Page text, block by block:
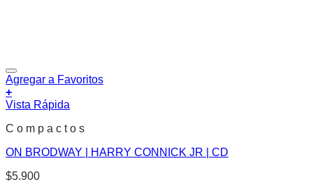
Agregar a Favoritos
+
Vista Rápida
C o m p a c t o s
ON BRODWAY | HARRY CONNICK JR | CD
$5.900